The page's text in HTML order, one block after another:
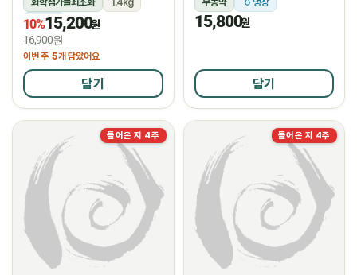
냉장
10%15,200원
16,900원
이번 주 5개 담았어요
담기
15,800원
담기
들어온 지 4주 들어온 지 4주